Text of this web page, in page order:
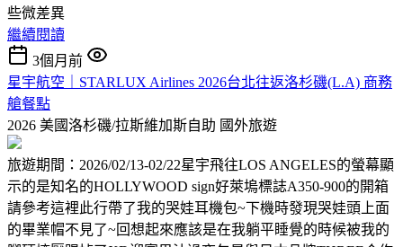
些微差異
繼續閱讀
3個月前
星宇航空｜STARLUX Airlines 2026台北往返洛杉磯(L.A) 商務
艙餐點
2026 美國洛杉磯/拉斯維加斯自助 國外旅遊
旅遊期間：2026/02/13-02/22星宇飛往LOS ANGELES的螢幕顯
示的是知名的HOLLYWOOD sign好萊塢標誌A350-900的開箱
請參考這裡此行帶了我的哭娃耳機包~下機時發現哭娃頭上面
的畢業帽不見了~回想起來應該是在我躺平睡覺的時候被我的